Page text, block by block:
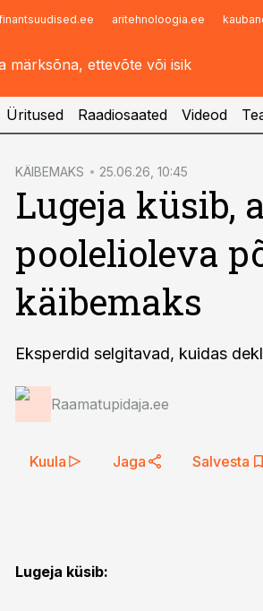
aritehnoloogia.ee
Infopank
Üritused Raadiosaated Videod
KÄIBEMAKS 25.06.26, 10:45
Lugeja küsib,
poolelioleva
käibemaks
Eksperdid selgitavad, kuidas
Raamatupidaja.ee
Kuula Jaga Salvesta
Lugeja küsib: